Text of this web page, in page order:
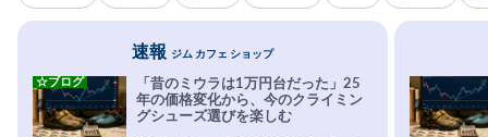
速報 ジム カフェ ショップ
「昔のミウラは1万円台だった」25
年の価格変化から、今のクライミン
グシューズ選びを楽しむ
☆ブログ